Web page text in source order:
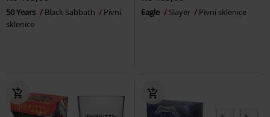
50 Years Black Sabbath
Pivní
sklenice
Eagle Slayer Pivní sklenice